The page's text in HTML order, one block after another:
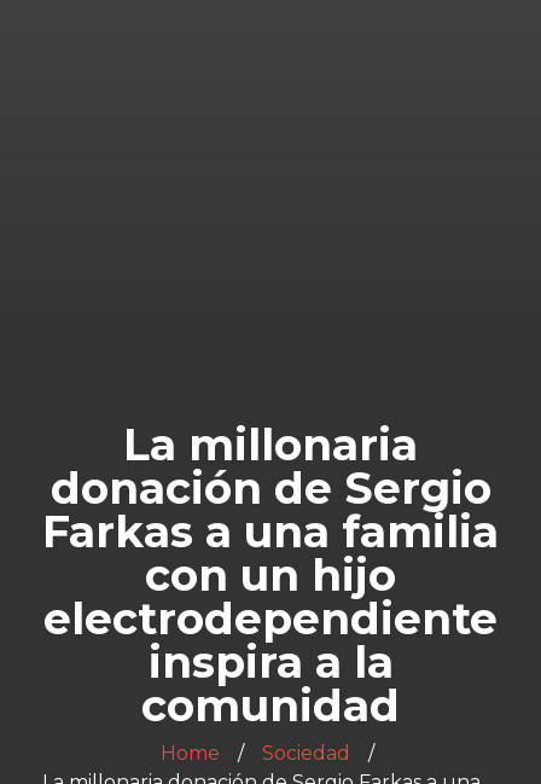
La millonaria
donación de Sergio
Farkas a una familia
con un hijo
electrodependiente
inspira a la
comunidad
Home
Sociedad